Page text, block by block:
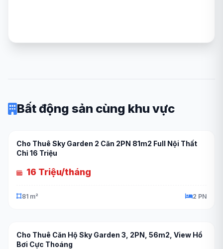
Bất động sản cùng khu vực
Cho Thuê Sky Garden 2 Căn 2PN 81m2 Full Nội Thất
Chỉ 16 Triệu
16 Triệu/tháng
81 m² 2 PN
Cho Thuê Căn Hộ Sky Garden 3, 2PN, 56m2, View Hồ
Bơi Cực Thoáng